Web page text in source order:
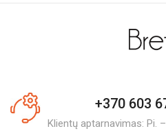
+370 603
Klientų aptarnavimas: Pi.